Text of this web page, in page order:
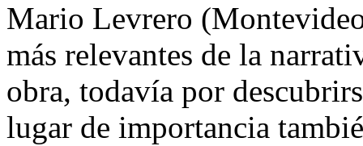
Mario Levrero
más relevantes de la
obra, todavía por
lugar de importancia